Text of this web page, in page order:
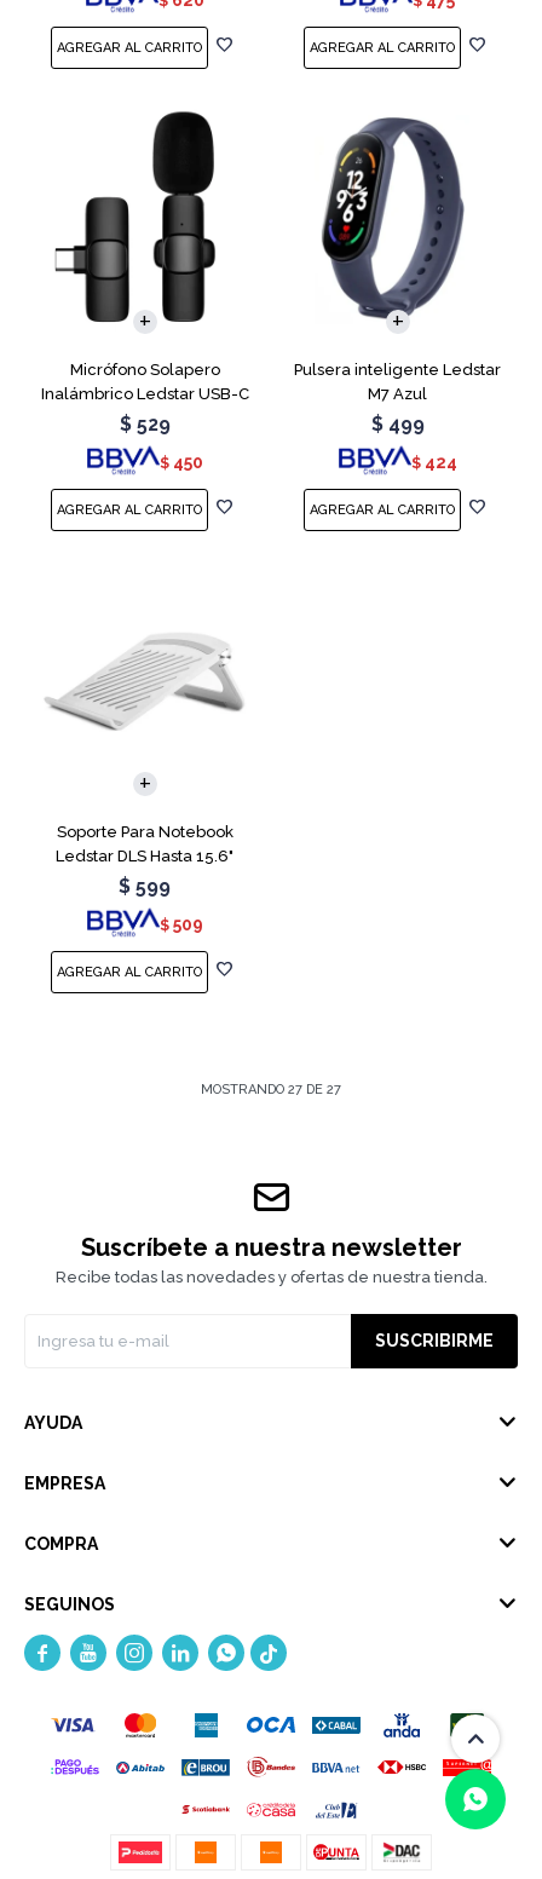
Micrófono Solapero
Inalámbrico Ledstar USB-C
$ 529
$ 450
Pulsera inteligente Ledstar
M7 Azul
$ 499
$ 424
Soporte Para Notebook
Ledstar DLS Hasta 15.6"
$ 599
$ 509
MOSTRANDO 27 DE 27
Suscríbete a nuestra newsletter
Recibe todas las novedades y ofertas de nuestra tienda.
SUSCRIBIRME
AYUDA
EMPRESA
COMPRA
SEGUINOS
    